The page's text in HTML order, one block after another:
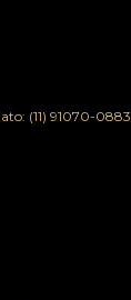
(11) 91070-0883